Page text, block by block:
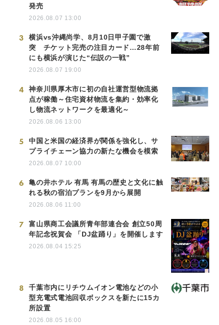
発売
2026.08.07 13:00
3
横浜vs沖縄尚学、8月10日甲子園で激
突 チケット完売の注目カード…28年前
にも横浜が演じた“伝説の一戦”
2026.08.07 19:00
4
神奈川県厚木市に初の自社運営型物流拠
点が稼働～住宅資材物流を集約・効率化
し物流ネットワークを最適化～
2026.08.06 13:00
5
中国と米国の経済界が関係を強化し、サ
プライチェーン協力の新たな機会を模索
2026.08.07 10:00
6
亀の井ホテル 有馬 有馬の歴史と文化に触
れる秋の宿泊プランを9月から展開
2026.08.06 11:00
7
富山県商工会議所青年部連合会 創立50周
年記念祝賀会 「DJ盆踊り」を開催します
2026.08.04 15:25
8
千葉市内にリチウムイオン電池などの小
型充電式電池回収ボックスを新たに15カ
所設置
2026.08.05 16:00